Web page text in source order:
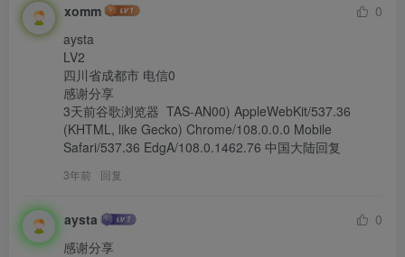
xomm
0
aysta
LV2
四川省成都市 电信0
感谢分享
3天前谷歌浏览器  TAS-AN00) AppleWebKit/537.36
(KHTML, like Gecko) Chrome/108.0.0.0 Mobile
Safari/537.36 EdgA/108.0.1462.76 中国大陆回复
3年前 回复
aysta
0
感谢分享